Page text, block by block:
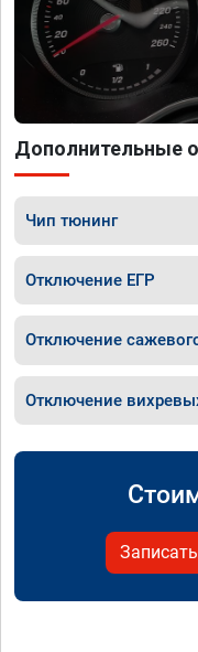
Дополнительные
Чип тюнинг
Отключение ЕГР
Отключение
Отключение